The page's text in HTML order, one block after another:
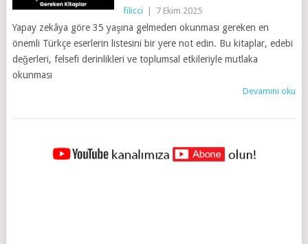
filicci 7 Ekim 2025
Yapay zekâya göre 35 yaşına gelmeden okunması gereken en
önemli Türkçe eserlerin listesini bir yere not edin. Bu kitaplar, edebi
değerleri, felsefi derinlikleri ve toplumsal etkileriyle mutlaka
okunması
Devamını oku
YAZILAR